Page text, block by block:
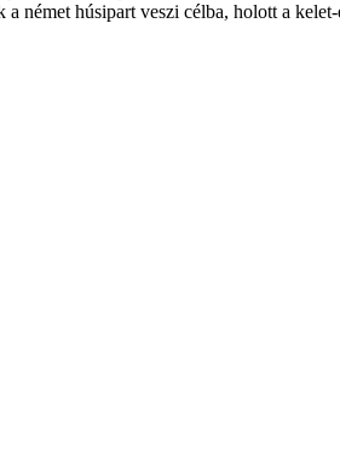
német húsipart veszi célba, holott a